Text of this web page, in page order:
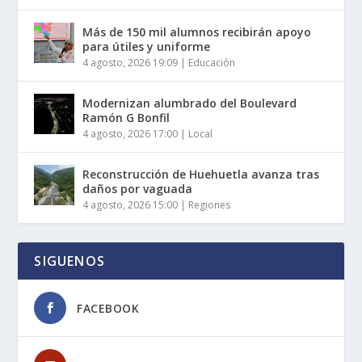
Más de 150 mil alumnos recibirán apoyo
para útiles y uniforme
4 agosto, 2026 19:09 | Educación
Modernizan alumbrado del Boulevard
Ramón G Bonfil
4 agosto, 2026 17:00 | Local
Reconstrucción de Huehuetla avanza tras
daños por vaguada
4 agosto, 2026 15:00 | Regiones
SIGUENOS
FACEBOOK